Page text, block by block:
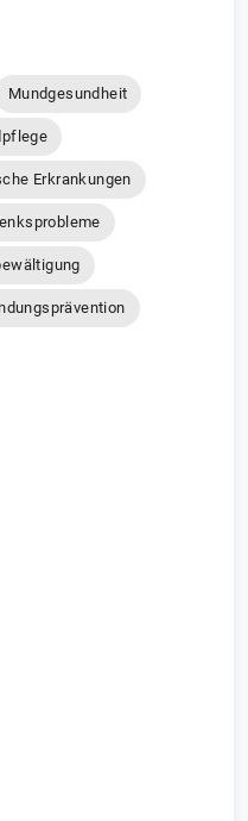
Mundgesundheit
Erkrankungen